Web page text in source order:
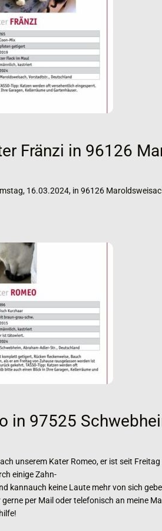
Fränzi in 96126
16.03.2024, in 96126
in 97525
unserem Kater Romeo, er ist seit
einige Zahn-
kannauch keine Laute mehr von sich
gerne per Mail oder telefonisch an meine